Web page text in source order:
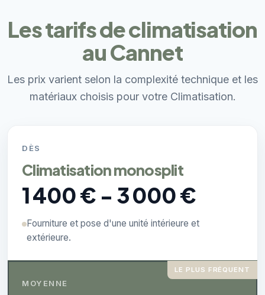
Les tarifs de climatisation
au Cannet
Les prix varient selon la complexité technique et les
matériaux choisis pour votre Climatisation.
DÈS
Climatisation monosplit
1 400 € - 3 000 €
Fourniture et pose d'une unité intérieure et
extérieure.
LE PLUS FRÉQUENT
MOYENNE